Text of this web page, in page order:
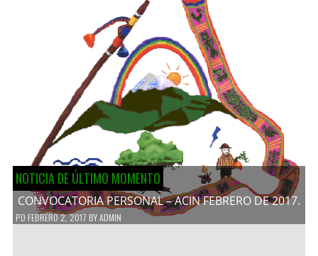
NOTICIA DE ÚLTIMO MOMENTO
CONVOCATORIA PERSONAL – ACIN FEBRERO DE 2017.
PD FEBRERO 2, 2017 BYADMIN